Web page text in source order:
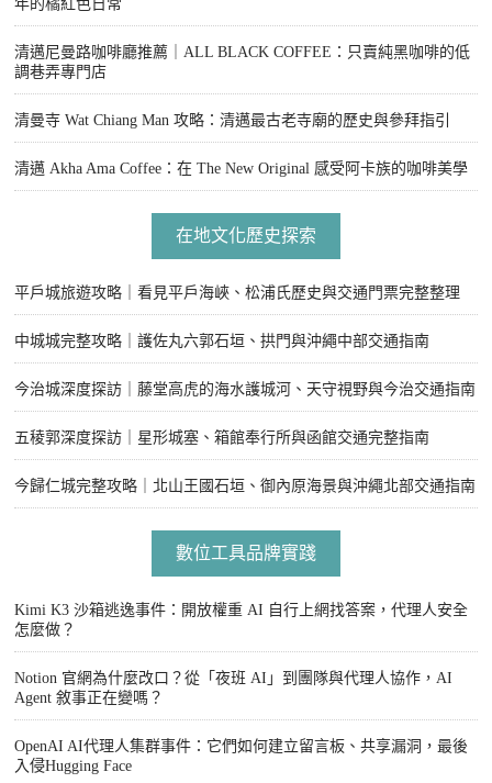
年的橘紅色日常
清邁尼曼路咖啡廳推薦｜ALL BLACK COFFEE：只賣純黑咖啡的低
調巷弄專門店
清曼寺 Wat Chiang Man 攻略：清邁最古老寺廟的歷史與參拜指引
清邁 Akha Ama Coffee：在 The New Original 感受阿卡族的咖啡美學
在地文化歷史探索
平戶城旅遊攻略｜看見平戶海峽、松浦氏歷史與交通門票完整整理
中城城完整攻略｜護佐丸六郭石垣、拱門與沖繩中部交通指南
今治城深度探訪｜藤堂高虎的海水護城河、天守視野與今治交通指南
五稜郭深度探訪｜星形城塞、箱館奉行所與函館交通完整指南
今歸仁城完整攻略｜北山王國石垣、御內原海景與沖繩北部交通指南
數位工具品牌實踐
Kimi K3 沙箱逃逸事件：開放權重 AI 自行上網找答案，代理人安全
怎麼做？
Notion 官網為什麼改口？從「夜班 AI」到團隊與代理人協作，AI
Agent 敘事正在變嗎？
OpenAI AI代理人集群事件：它們如何建立留言板、共享漏洞，最後
入侵Hugging Face